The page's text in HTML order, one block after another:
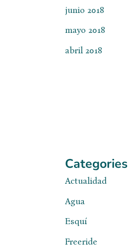
junio 2018
mayo 2018
abril 2018
Categories
Actualidad
Agua
Esquí
Freeride